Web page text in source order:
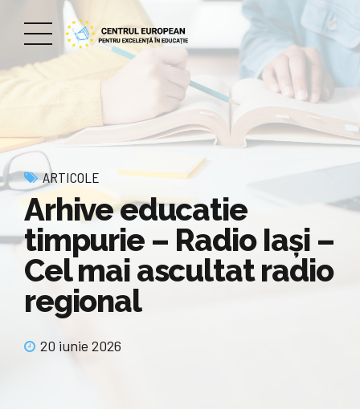
ARTICOLE
Arhive educatie
timpurie – Radio Iaşi –
Cel mai ascultat radio
regional
20 iunie 2026